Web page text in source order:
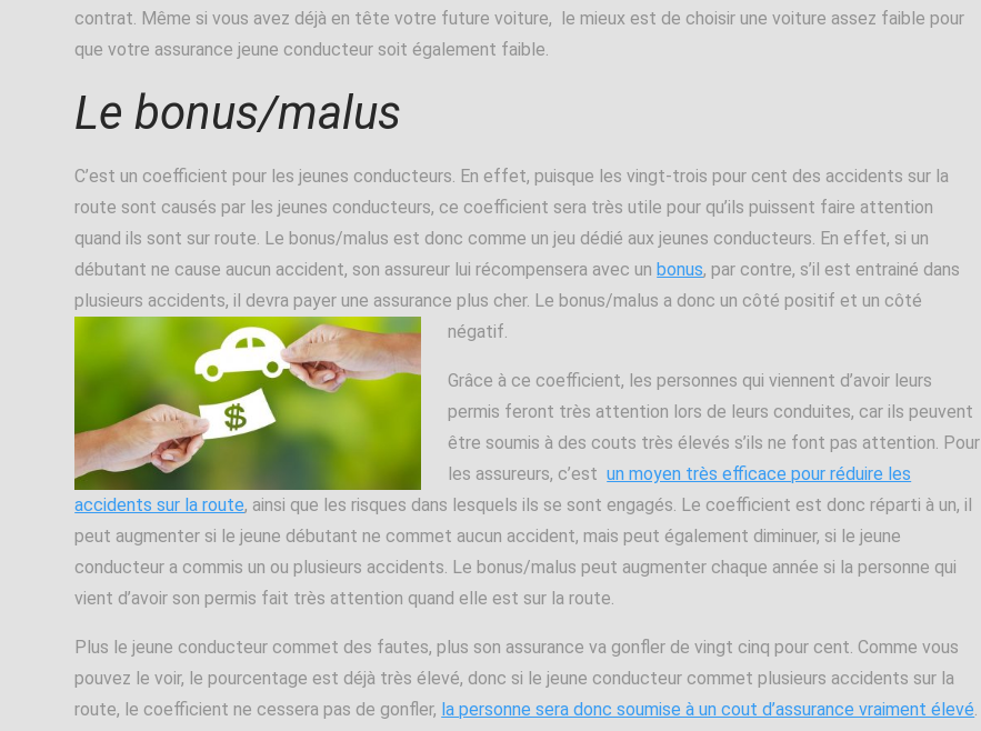
contrat. Même si vous avez déjà en tête votre future voiture, le mieux est de choisir une voiture assez faible pour
que votre assurance jeune conducteur soit également faible.
Le bonus/malus
C’est un coefficient pour les jeunes conducteurs. En effet, puisque les vingt-trois pour cent des accidents sur la
route sont causés par les jeunes conducteurs, ce coefficient sera très utile pour qu’ils puissent faire attention
quand ils sont sur route. Le bonus/malus est donc comme un jeu dédié aux jeunes conducteurs. En effet, si un
débutant ne cause aucun accident, son assureur lui récompensera avec unbonus, par contre, s’il est entrainé dans
plusieurs accidents, il devra payer une assurance plus cher. Le bonus/malus a donc un côté positif et un côté
négatif.
Grâce à ce coefficient, les personnes qui viennent d’avoir leurs
permis feront très attention lors de leurs conduites, car ils peuvent
être soumis à des couts très élevés s’ils ne font pas attention. Pour
les assureurs, c’estun moyen très efficace pour réduire les
accidents sur la route, ainsi que les risques dans lesquels ils se sont engagés. Le coefficient est donc réparti à un, il
peut augmenter si le jeune débutant ne commet aucun accident, mais peut également diminuer, si le jeune
conducteur a commis un ou plusieurs accidents. Le bonus/malus peut augmenter chaque année si la personne qui
vient d’avoir son permis fait très attention quand elle est sur la route.
Plus le jeune conducteur commet des fautes, plus son assurance va gonfler de vingt cinq pour cent. Comme vous
pouvez le voir, le pourcentage est déjà très élevé, donc si le jeune conducteur commet plusieurs accidents sur la
route, le coefficient ne cessera pas de gonfler, la personne sera donc soumise à un cout d’assurance vraiment élevé.